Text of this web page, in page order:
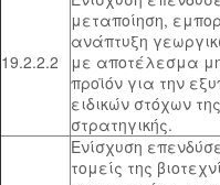
19.2.2.2
μεταποίηση,
ανάπτυξη
με αποτέλεσμα
προϊόν για την
ειδικών στόχων
στρατηγικής.
Ενίσχυση
τομείς της